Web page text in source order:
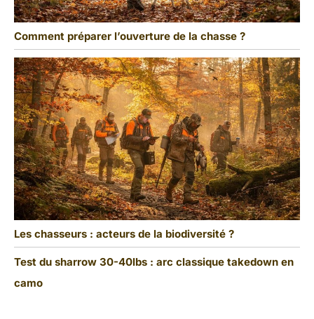
Comment préparer l’ouverture de la chasse ?
Les chasseurs : acteurs de la biodiversité ?
Test du sharrow 30-40lbs : arc classique takedown en
camo